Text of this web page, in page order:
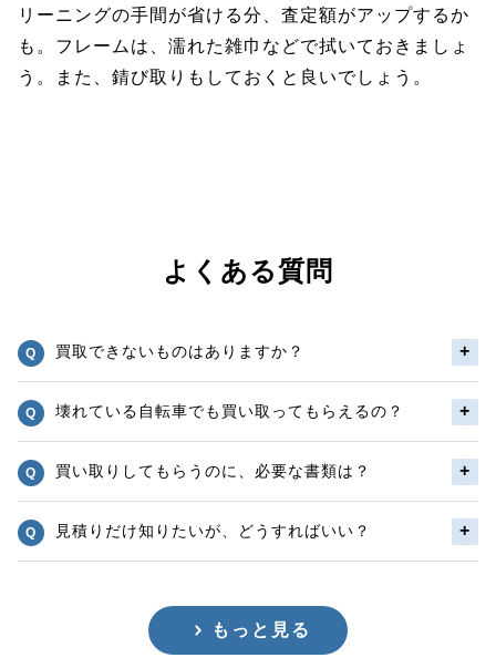
リーニングの手間が省ける分、査定額がアップするか
も。フレームは、濡れた雑巾などで拭いておきましょ
う。また、錆び取りもしておくと良いでしょう。
よくある質問
買取できないものはありますか？
壊れている自転車でも買い取ってもらえるの？
買い取りしてもらうのに、必要な書類は？
見積りだけ知りたいが、どうすればいい？
もっと見る